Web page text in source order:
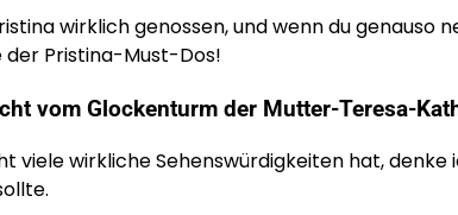
wirklich genossen, und wenn du genauso
der Pristina-Must-Dos!
vom Glockenturm der Mutter-Teresa-
viele wirkliche Sehenswürdigkeiten hat,